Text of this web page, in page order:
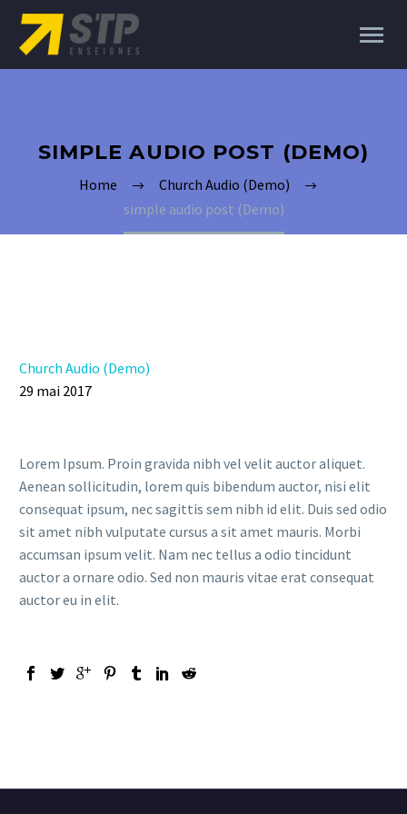
SIMPLE AUDIO POST (DEMO)
Home
Church Audio (Demo)
simple audio post (Demo)
Church Audio (Demo)
29 mai 2017
Lorem Ipsum. Proin gravida nibh vel velit auctor aliquet.
Aenean sollicitudin, lorem quis bibendum auctor, nisi elit
consequat ipsum, nec sagittis sem nibh id elit. Duis sed odio
sit amet nibh vulputate cursus a sit amet mauris. Morbi
accumsan ipsum velit. Nam nec tellus a odio tincidunt
auctor a ornare odio. Sed non mauris vitae erat consequat
auctor eu in elit.